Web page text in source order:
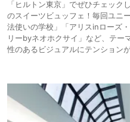
「ヒルトン東京」でぜひチェック
のスイーツビュッフェ！毎回ユニ
法使いの学校」「アリスinローズ
リーbyネオホクサイ」など、テー
性のあるビジュアルにテンション